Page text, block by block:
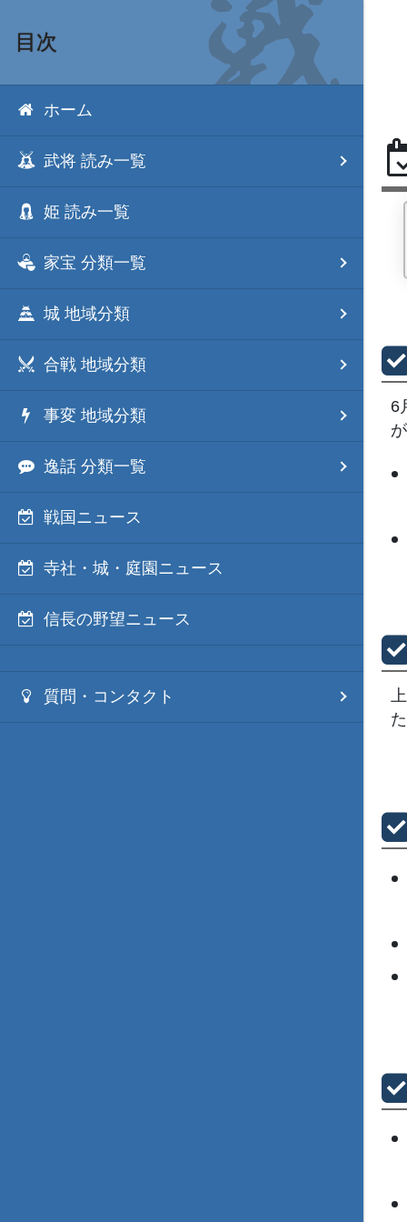
目次
ホーム
武将 読み一覧
姫 読み一覧
家宝 分類一覧
城 地域分類
合戦 地域分類
事変 地域分類
逸話 分類一覧
戦国ニュース
寺社・城・庭園ニュース
信長の野望ニュース
質問・コンタクト
6